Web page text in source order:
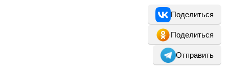
Поделиться
Поделиться
Отправить